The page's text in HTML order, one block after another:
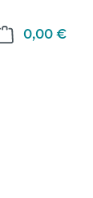
auf
0,00 €